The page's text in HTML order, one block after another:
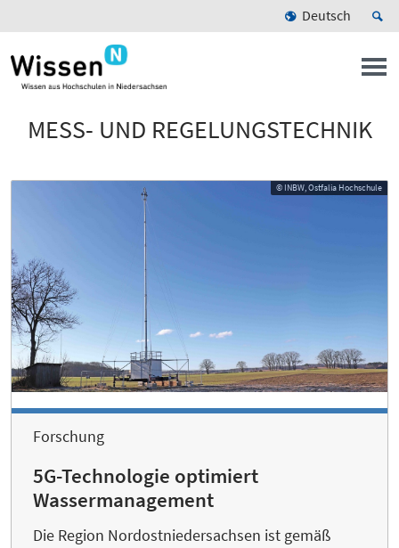
Deutsch
MESS- UND REGELUNGSTECHNIK
© INBW, Ostfalia Hochschule
Forschung
5G-Technologie optimiert
Wassermanagement
Die Region Nordostniedersachsen ist gemäß